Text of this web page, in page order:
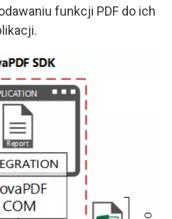
funkcji PDF do ich